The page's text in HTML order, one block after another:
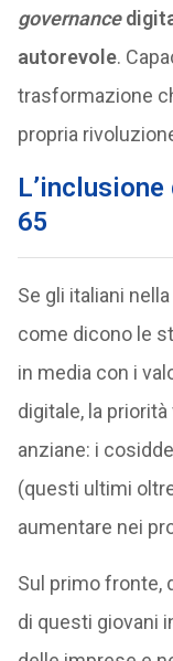
governance
autorevole.
trasformazione
propria
65
Se gli italiani
come dicono le
in media con i
digitale, la
anziane: i
(questi ultimi
aumentare nei
Sul primo fronte,
di questi giovani